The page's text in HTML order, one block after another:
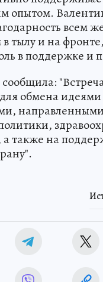
опытом.
всем
тылу и на
в поддержке и
обмена
также на